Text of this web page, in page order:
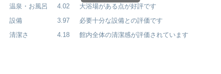
温泉・お風呂
4.02
大浴場がある点が好評です
設備
3.97
必要十分な設備との評価です
清潔さ
4.18 館内全体の清潔感が評価されています